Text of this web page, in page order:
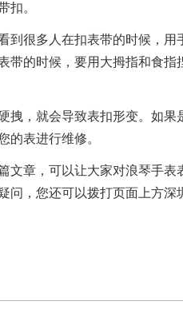
扣。
很多人在扣表带的时候，用
带的时候，要用大拇指和食
，就会导致表扣形变。如果
的表进行维修。
文章，可以让大家对浪琴手
，您还可以拨打页面上方深